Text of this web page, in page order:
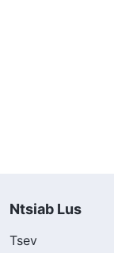
Ntsiab Lus
Tsev